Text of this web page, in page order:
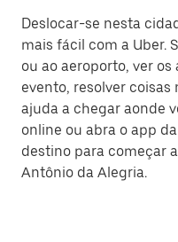
Deslocar-se nesta
mais fácil com a Uber.
ou ao aeroporto, ver
evento, resolver coisas
ajuda a chegar aonde
online ou abra o app
destino para começar
Antônio da Alegria.